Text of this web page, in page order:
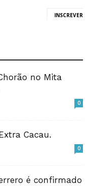
INSCREVER
no Mita
0
Cacau.
0
é confirmado